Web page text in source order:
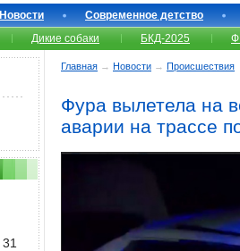
Новости
Современное детство
Дикие собаки БКД-2025
Главная → Новости → Происшествия
Фура вылетела на
аварии на трассе
31